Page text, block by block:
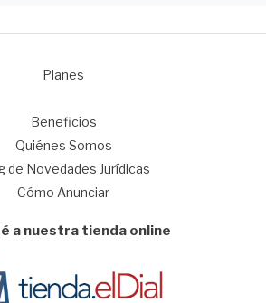
Planes
Beneficios
Quiénes Somos
de Novedades Jurídicas
Cómo Anunciar
a nuestra tienda online